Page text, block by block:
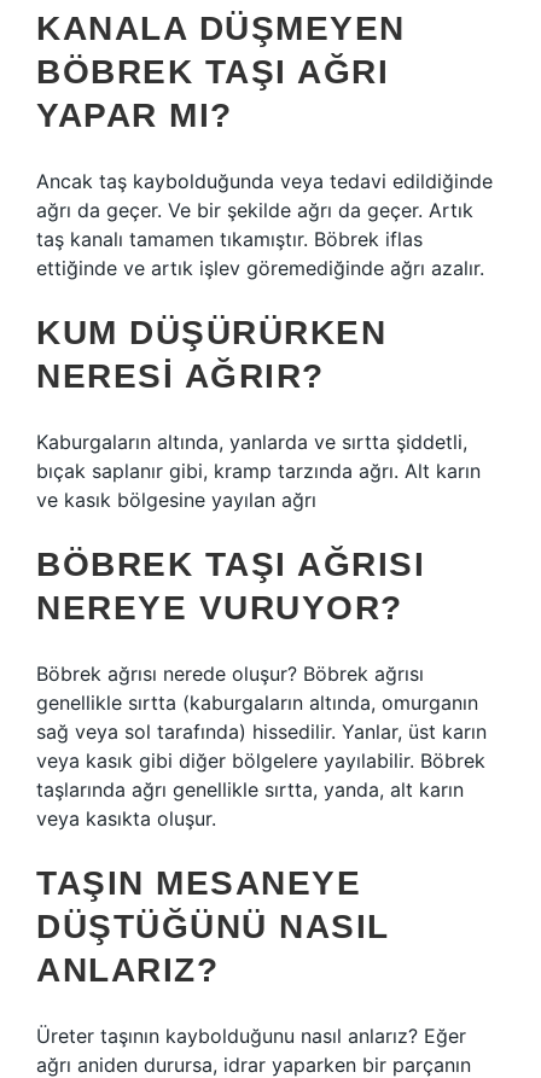
KANALA DÜŞMEYEN
BÖBREK TAŞI AĞRI
YAPAR MI?
Ancak taş kaybolduğunda veya tedavi edildiğinde
ağrı da geçer. Ve bir şekilde ağrı da geçer. Artık
taş kanalı tamamen tıkamıştır. Böbrek iflas
ettiğinde ve artık işlev göremediğinde ağrı azalır.
KUM DÜŞÜRÜRKEN
NERESI AĞRIR?
Kaburgaların altında, yanlarda ve sırtta şiddetli,
bıçak saplanır gibi, kramp tarzında ağrı. Alt karın
ve kasık bölgesine yayılan ağrı
BÖBREK TAŞI AĞRISI
NEREYE VURUYOR?
Böbrek ağrısı nerede oluşur? Böbrek ağrısı
genellikle sırtta (kaburgaların altında, omurganın
sağ veya sol tarafında) hissedilir. Yanlar, üst karın
veya kasık gibi diğer bölgelere yayılabilir. Böbrek
taşlarında ağrı genellikle sırtta, yanda, alt karın
veya kasıkta oluşur.
TAŞIN MESANEYE
DÜŞTÜĞÜNÜ NASIL
ANLARIZ?
Üreter taşının kaybolduğunu nasıl anlarız? Eğer
ağrı aniden durursa, idrar yaparken bir parçanın